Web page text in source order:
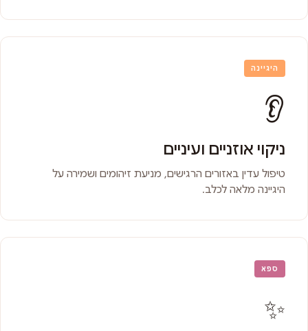
היגיינה
👂
ניקוי אוזניים ועיניים
טיפול עדין באזורים הרגישים, מניעת זיהומים ושמירה על
היגיינה מלאה לכלב.
ספא
✨